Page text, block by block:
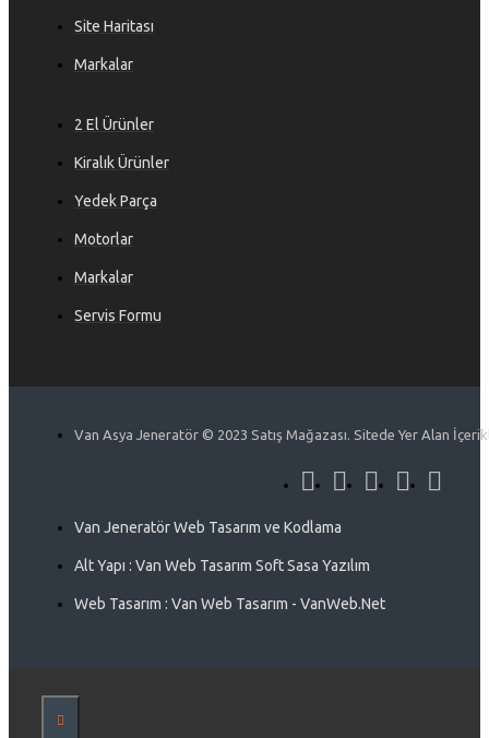
Site Haritası
Markalar
2 El Ürünler
Kiralık Ürünler
Yedek Parça
Motorlar
Markalar
Servis Formu
Van Asya Jeneratör © 2023 Satış Mağazası. Sitede Yer Alan
Van Jeneratör Web Tasarım ve Kodlama
Alt Yapı : Van Web Tasarım Soft Sasa Yazılım
Web Tasarım : Van Web Tasarım - VanWeb.Net